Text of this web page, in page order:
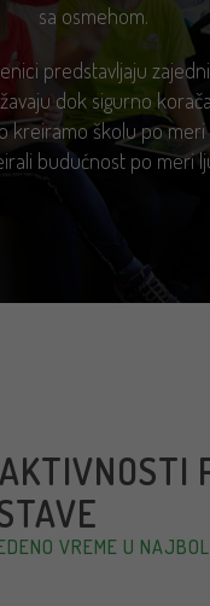
sa osmehom.
predstavljaju
dok sigurno
kreiramo školu po
budućnost po meri
VREME U